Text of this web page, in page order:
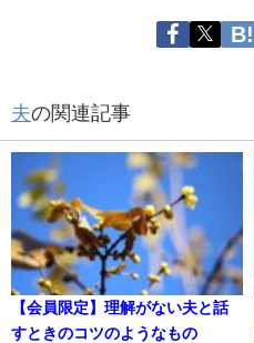
夫の関連記事
【会員限定】理解がない夫と話
すときのコツのようなもの